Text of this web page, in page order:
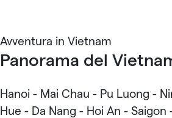
Avventura in Vietnam
Panorama del
Hanoi - Mai Chau - Pu Luong -
Hue - Da Nang - Hoi An -